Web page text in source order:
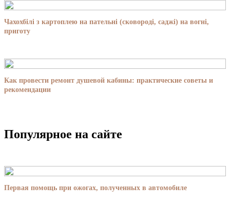
Чахохбілі з картоплею на пательні (сковороді, саджі) на вогні,
приготу
Как провести ремонт душевой кабины: практические советы и
рекомендации
Популярное на сайте
Первая помощь при ожогах, полученных в автомобиле